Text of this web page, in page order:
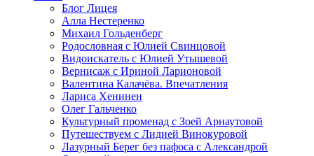
Блог Лицея
Алла Нестеренко
Михаил Гольденберг
Родословная с Юлией Свинцовой
Видоискатель с Юлией Утышевой
Вернисаж с Ириной Ларионовой
Валентина Калачёва. Впечатления
Лариса Хенинен
Олег Гальченко
Культурный променад с Зоей Арнаутовой
Путешествуем с Лидией Винокуровой
Лазурный Берег без пафоса с Александрой